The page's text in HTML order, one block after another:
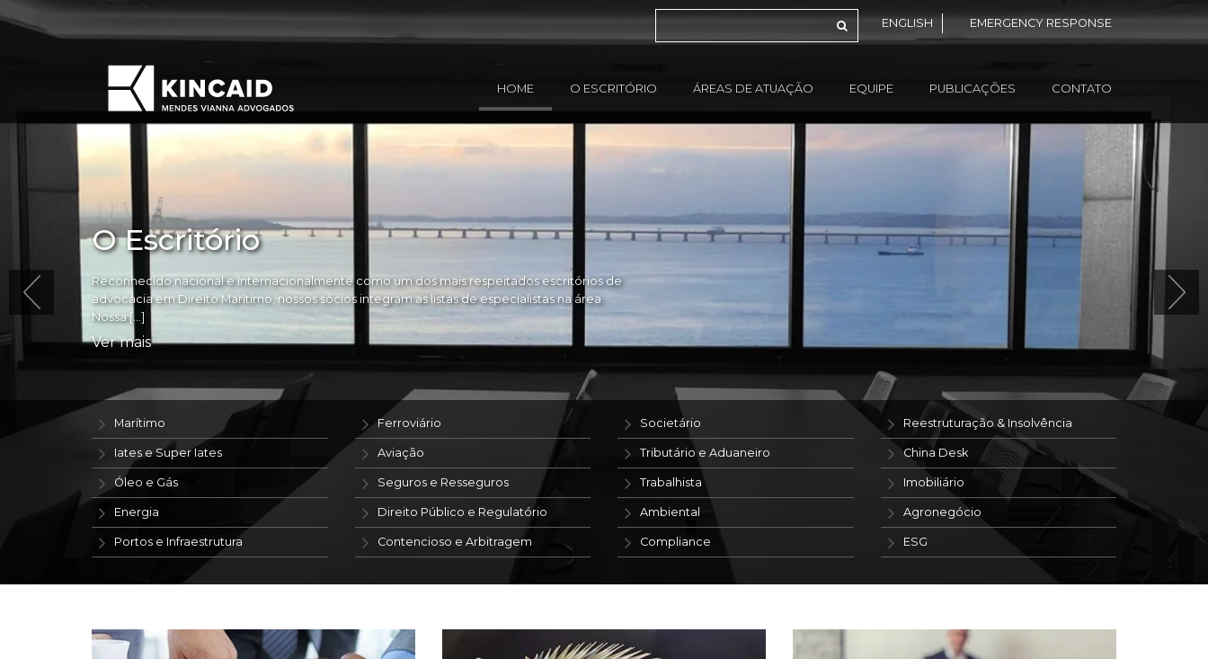
ENGLISH EMERGENCY RESPONSE
HOME O ESCRITÓRIO ÁREAS DE ATUAÇÃO EQUIPE PUBLICAÇÕES CONTATO
O Escritório
Reconhecido nacional e internacionalmente como um dos mais respeitados escritórios de
advocacia em Direito Marítimo, nossos sócios integram as listas de especialistas na área.
Nossa […]
Ver mais
Marítimo
Iates e Super Iates
Óleo e Gás
Energia
Portos e Infraestrutura
Ferroviário
Aviação
Seguros e Resseguros
Direito Público e Regulatório
Contencioso e Arbitragem
Societário
Tributário e Aduaneiro
Trabalhista
Ambiental
Compliance
Reestruturação & Insolvência
China Desk
Imobiliário
Agronegócio
ESG